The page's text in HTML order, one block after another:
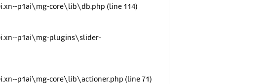
p1ai\mg-core\lib\db.php (line 114)
p1ai\mg-plugins\slider-
p1ai\mg-core\lib\actioner.php (line 71)